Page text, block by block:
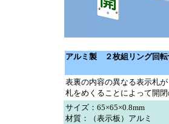
アルミ製 ２枚組リング回転
表裏の内容の異なる表示札
札をめくることによって開
サイズ：65×65×0.8mm
材質：（表示板）アルミ